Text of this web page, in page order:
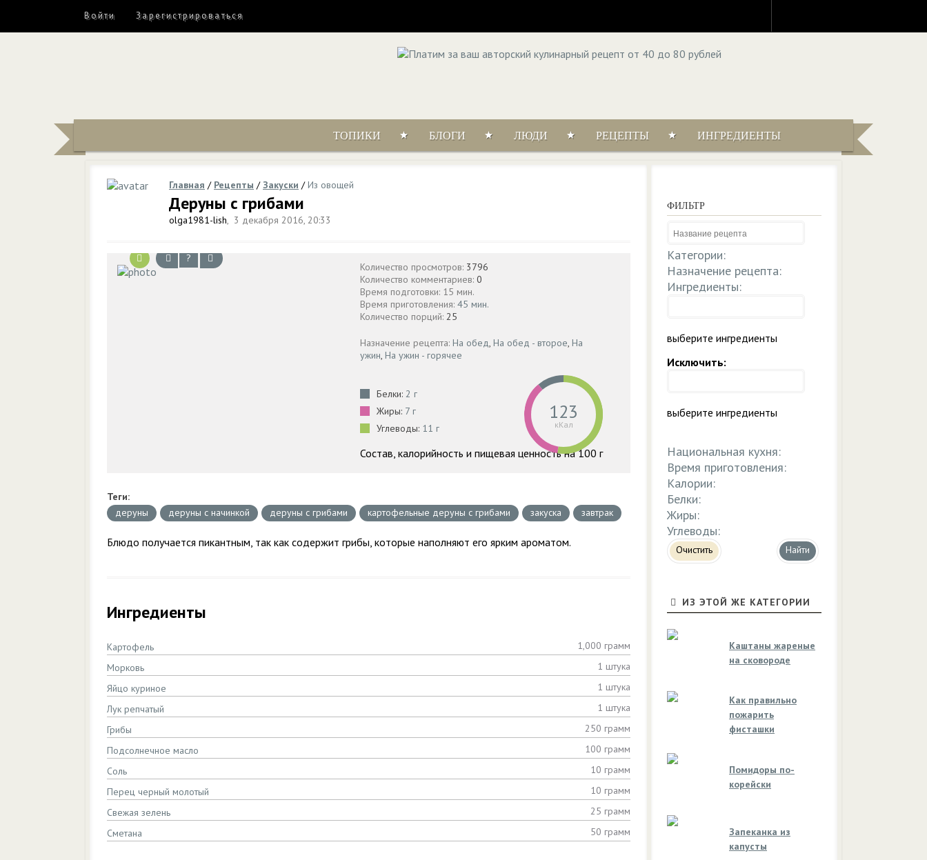
Войти Зарегистрироваться
ТОПИКИ БЛОГИ ЛЮДИ РЕЦЕПТЫ ИНГРЕДИЕНТЫ
Главная / Рецепты /Закуски /Из овощей
Деруны с грибами
olga1981-lish, 3 декабря 2016, 20:33
?
Количество просмотров: 3796
Количество комментариев: 0
Время подготовки: 15 мин.
Время приготовления: 45 мин.
Количество порций: 25
Назначение рецепта: На обед, На обед - второе, На
ужин, На ужин - горячее
Белки: 2 г
Жиры: 7 г
Углеводы: 11 г
123
кКал
Состав, калорийность и пищевая ценность на 100 г
Теги:
деруны
деруны с начинкой деруны с грибами картофельные деруны с грибами закуска завтрак
Блюдо получается пикантным, так как содержит грибы, которые наполняют его ярким ароматом.
Ингредиенты
Картофель
1,000 грамм
Морковь
1 штука
Яйцо куриное
1 штука
Лук репчатый
1 штука
Грибы
250 грамм
Подсолнечное масло
100 грамм
Соль
10 грамм
Перец черный молотый
10 грамм
Свежая зелень
25 грамм
Сметана
50 грамм
ФИЛЬТР
Категории:
Назначение рецепта:
Ингредиенты:
выберите ингредиенты
Исключить:
выберите ингредиенты
Национальная кухня:
Время приготовления:
Калории:
Белки:
Жиры:
Углеводы:
Очистить
ИЗ ЭТОЙ ЖЕ КАТЕГОРИИ
Каштаны жареные
на сковороде
Как правильно
пожарить
фисташки
Помидоры по-
корейски
Запеканка из
капусты